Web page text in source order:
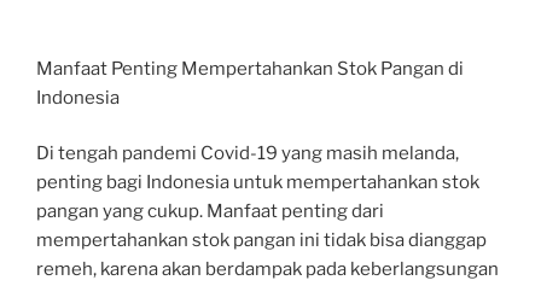
Manfaat Penting Mempertahankan Stok Pangan di
Indonesia
Di tengah pandemi Covid-19 yang masih melanda,
penting bagi Indonesia untuk mempertahankan stok
pangan yang cukup. Manfaat penting dari
mempertahankan stok pangan ini tidak bisa dianggap
remeh, karena akan berdampak pada keberlangsungan